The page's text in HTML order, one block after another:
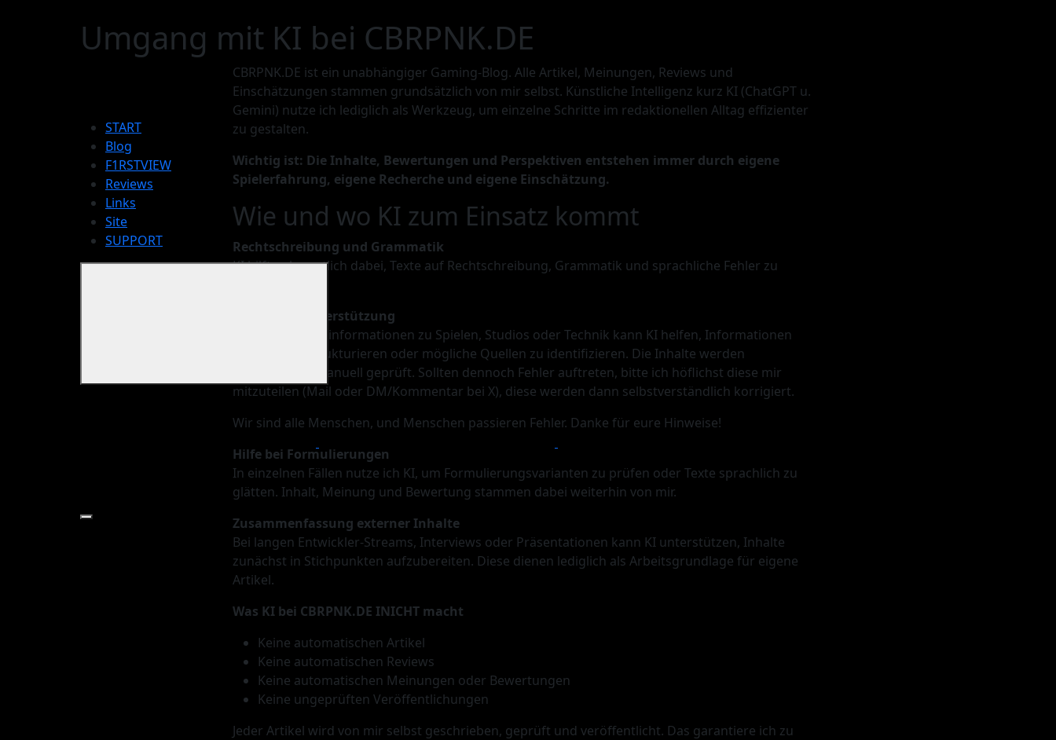
START
Blog
F1RSTVIEW
Reviews
Links
Site
SUPPORT
Umgang mit KI bei CBRPNK.DE
CBRPNK.DE ist ein unabhängiger Gaming-Blog. Alle Artikel, Meinungen, Reviews und
Einschätzungen stammen grundsätzlich von mir selbst. Künstliche Intelligenz kurz KI (ChatGPT u.
Gemini) nutze ich lediglich als Werkzeug, um einzelne Schritte im redaktionellen Alltag effizienter
zu gestalten.
Wichtig ist: Die Inhalte, Bewertungen und Perspektiven entstehen immer durch eigene
Spielerfahrung, eigene Recherche und eigene Einschätzung.
Wie und wo KI zum Einsatz kommt
Rechtschreibung und Grammatik
KI hilft gelegentlich dabei, Texte auf Rechtschreibung, Grammatik und sprachliche Fehler zu
Recherche-Unterstützung
Bei Hintergrundinformationen zu Spielen, Studios oder Technik kann KI helfen, Informationen
schneller zu strukturieren oder mögliche Quellen zu identifizieren. Die Inhalte werden
anschließend manuell geprüft. Sollten dennoch Fehler auftreten, bitte ich höflichst diese mir
mitzuteilen (Mail oder DM/Kommentar bei X), diese werden dann selbstverständlich korrigiert.
Wir sind alle Menschen, und Menschen passieren Fehler. Danke für eure Hinweise!
Hilfe bei Formulierungen
In einzelnen Fällen nutze ich KI, um Formulierungsvarianten zu prüfen oder Texte sprachlich zu
glätten. Inhalt, Meinung und Bewertung stammen dabei weiterhin von mir.
Zusammenfassung externer Inhalte
Bei langen Entwickler-Streams, Interviews oder Präsentationen kann KI unterstützen, Inhalte
zunächst in Stichpunkten aufzubereiten. Diese dienen lediglich als Arbeitsgrundlage für eigene
Artikel.
Was KI bei CBRPNK.DE INICHT macht
Keine automatischen Artikel
Keine automatischen Reviews
Keine automatischen Meinungen oder Bewertungen
Keine ungeprüften Veröffentlichungen
Jeder Artikel wird von mir selbst geschrieben, geprüft und veröffentlicht. Das garantiere ich zu